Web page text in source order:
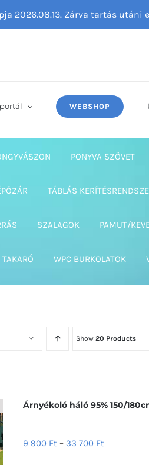
WEBSHOP
PONYVA SZÖVET
TÁBLÁS
SZALAGOK PAMUT/
WPC BURKOLATOK
Show20 Products
Árnyékoló háló 95% 150/
9 900 Ft– 33 700 Ft
2026.08.13. Zárva tartás utáni